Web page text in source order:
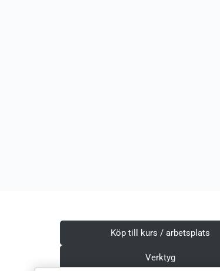
Köp till kurs / arbetsplats
Verktyg